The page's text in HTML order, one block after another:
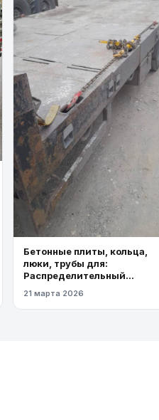
Бетонные плиты, кольца,
люки, трубы для:
Распределительный
газопровод высокого
давления
21 марта 2026